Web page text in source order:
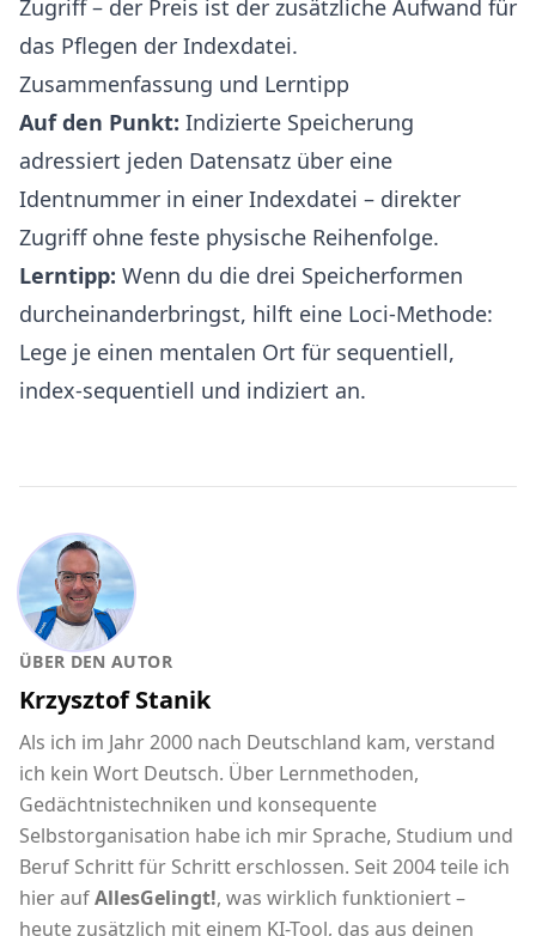
Zugriff – der Preis ist der zusätzliche Aufwand für
das Pflegen der Indexdatei.
Zusammenfassung und Lerntipp
Auf den Punkt: Indizierte Speicherung
adressiert jeden Datensatz über eine
Identnummer in einer Indexdatei – direkter
Zugriff ohne feste physische Reihenfolge.
Lerntipp: Wenn du die drei Speicherformen
durcheinanderbringst, hilft eine Loci-Methode:
Lege je einen mentalen Ort für sequentiell,
index-sequentiell und indiziert an.
ÜBER DEN AUTOR
Krzysztof Stanik
Als ich im Jahr 2000 nach Deutschland kam, verstand
ich kein Wort Deutsch. Über Lernmethoden,
Gedächtnistechniken und konsequente
Selbstorganisation habe ich mir Sprache, Studium und
Beruf Schritt für Schritt erschlossen. Seit 2004 teile ich
hier aufAllesGelingt!, was wirklich funktioniert –
heute zusätzlich mit einem KI-Tool, das aus deinen